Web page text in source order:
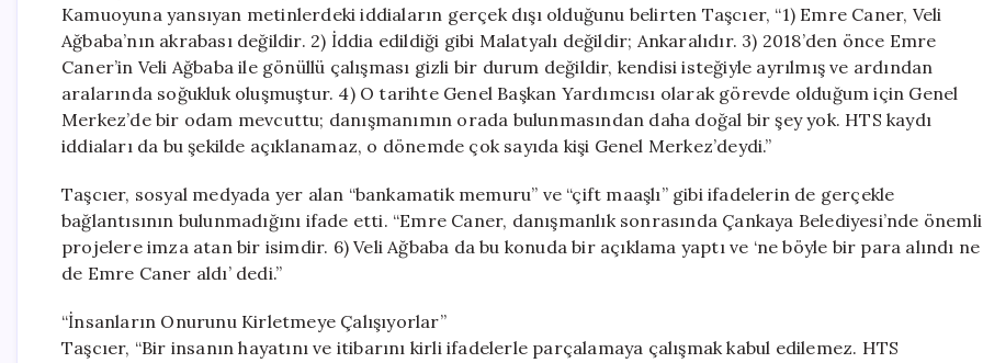
Kamuoyuna yansıyan metinlerdeki iddiaların gerçek dışı olduğunu belirten Taşcıer, “1) Emre Caner, Veli
Ağbaba’nın akrabası değildir. 2) İddia edildiği gibi Malatyalı değildir; Ankaralıdır. 3) 2018’den önce Emre
Caner’in Veli Ağbaba ile gönüllü çalışması gizli bir durum değildir, kendisi isteğiyle ayrılmış ve ardından
aralarında soğukluk oluşmuştur. 4) O tarihte Genel Başkan Yardımcısı olarak görevde olduğum için Genel
Merkez’de bir odam mevcuttu; danışmanımın orada bulunmasından daha doğal bir şey yok. HTS kaydı
iddiaları da bu şekilde açıklanamaz, o dönemde çok sayıda kişi Genel Merkez’deydi.”
Taşcıer, sosyal medyada yer alan “bankamatik memuru” ve “çift maaşlı” gibi ifadelerin de gerçekle
bağlantısının bulunmadığını ifade etti. “Emre Caner, danışmanlık sonrasında Çankaya Belediyesi’nde önemli
projelere imza atan bir isimdir. 6) Veli Ağbaba da bu konuda bir açıklama yaptı ve ‘ne böyle bir para alındı ne
de Emre Caner aldı’ dedi.”
“İnsanların Onurunu Kirletmeye Çalışıyorlar”
Taşcıer, “Bir insanın hayatını ve itibarını kirli ifadelerle parçalamaya çalışmak kabul edilemez. HTS